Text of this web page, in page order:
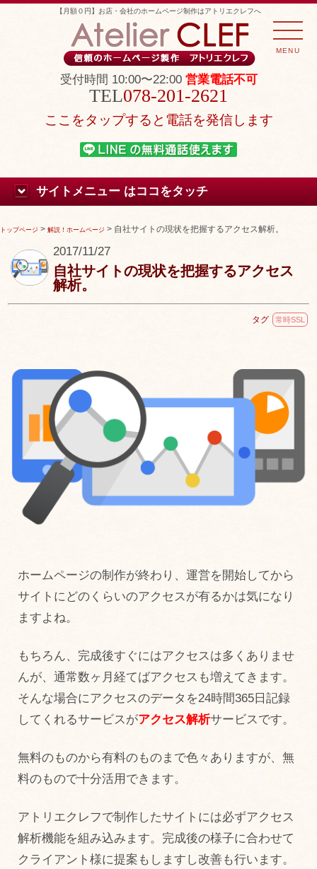
【月額０円】お店・会社のホームページ制作はアトリエクレフへ
受付時間 10:00〜22:00 営業電話不可
078-201-2621
ここをタップすると電話を発信します
サイトメニュー はココをタッチ
トップページ > 解説！ホームページ > 自社サイトの現状を把握するアクセス解析。
2017/11/27
自社サイトの現状を把握するアクセス
解析。
タグ 常時SSL
ホームページの制作が終わり、運営を開始してから
サイトにどのくらいのアクセスが有るかは気になり
ますよね。
もちろん、完成後すぐにはアクセスは多くありませ
んが、通常数ヶ月経てばアクセスも増えてきます。
そんな場合にアクセスのデータを24時間365日記録
してくれるサービスがアクセス解析サービスです。
無料のものから有料のものまで色々ありますが、無
料のもので十分活用できます。
アトリエクレフで制作したサイトには必ずアクセス
解析機能を組み込みます。完成後の様子に合わせて
クライアント様に提案もしますし改善も行います。
MENU